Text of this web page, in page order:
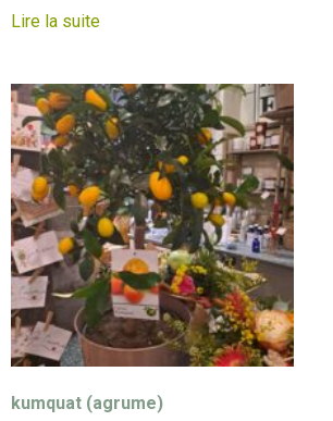
Lire la suite
kumquat (agrume)